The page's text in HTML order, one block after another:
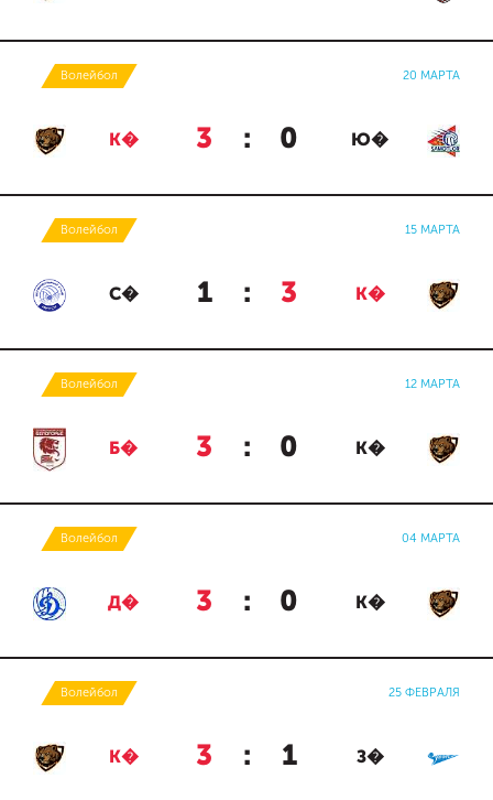
Волейбол 20 МАРТА
К� 3 : 0 Ю�
Волейбол 15 МАРТА
С� 1 : 3 К�
Волейбол 12 МАРТА
Б� 3 : 0 К�
Волейбол 04 МАРТА
Д� 3 : 0 К�
Волейбол 25 ФЕВРАЛЯ
К� 3 : 1 З�